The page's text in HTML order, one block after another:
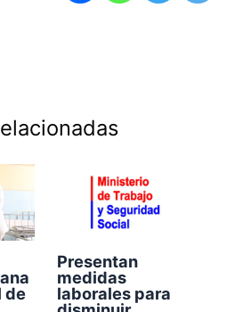
de
Presentan
medidas
laborales para